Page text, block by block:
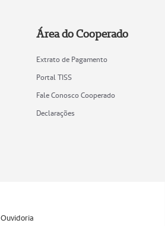
Área do Cooperado
Extrato de Pagamento
Portal TISS
Fale Conosco Cooperado
Declarações
Ouvidoria